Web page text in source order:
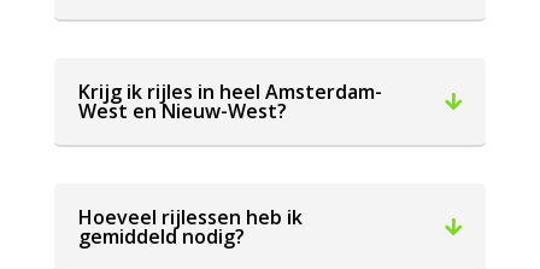
Krijg ik rijles in heel Amsterdam-
West en Nieuw-West?
Hoeveel rijlessen heb ik
gemiddeld nodig?